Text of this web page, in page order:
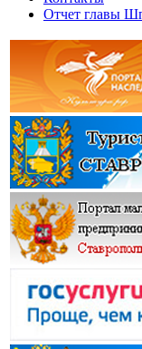
Отчет главы